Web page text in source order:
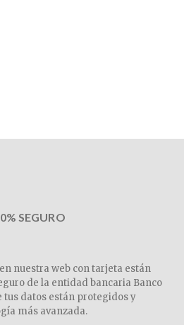
SEGURO
nuestra web con tarjeta están
de la entidad bancaria Banco
tus datos están protegidos y
más avanzada.